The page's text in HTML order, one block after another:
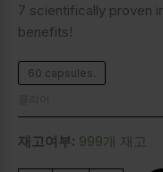
7 scientifically proven
benefits!
60 capsules.
재고여부: 999개 재고